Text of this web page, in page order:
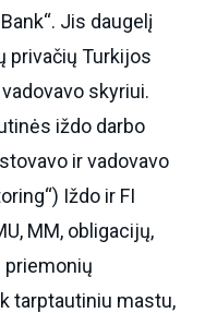
Jis daugelį
privačių Turkijos
skyriui.
iždo darbo
ir vadovavo
Iždo ir FI
MM, obligacijų,
priemonių
tarptautiniu mastu,